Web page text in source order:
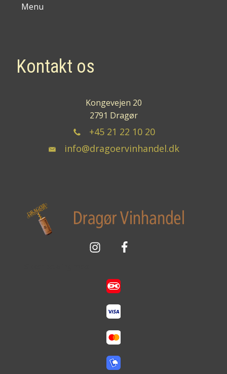
Menu
Kontakt os
Kongevejen 20
2791 Dragør
+45 21 22 10 20
info@dragoervinhandel.dk